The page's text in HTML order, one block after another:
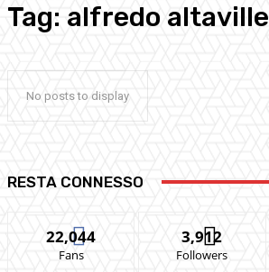
Tag: alfredo altaville
No posts to display
RESTA CONNESSO
22,044
Fans
3,912
Followers